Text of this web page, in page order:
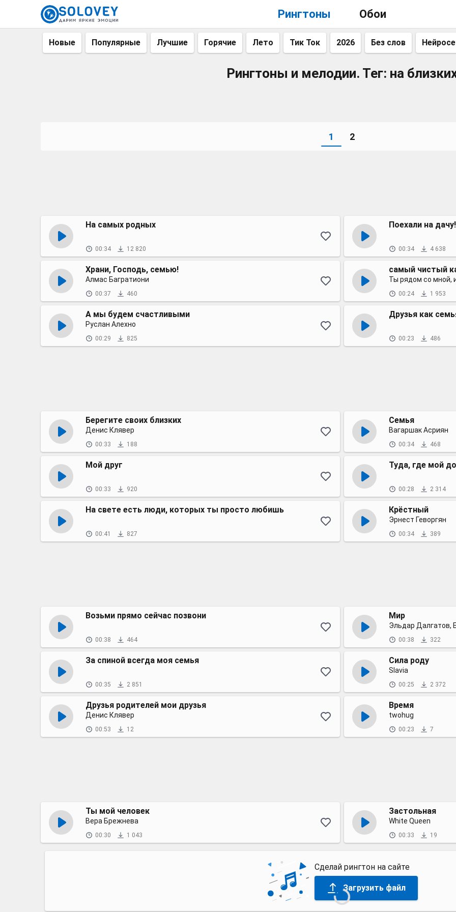
Рингтоны Обои
Новые Популярные Лучшие Горячие Лето Тик Ток 2026 Без слов
Рингтоны и мелодии. Тег: на
1 2
На самых родных
00:34 12 820
Поехали на дачу!
00:34 4 638
Храни, Господь, семью!
Алмас Багратиони
00:37 460
самый чистый
Ты рядом со мной,
00:24 1 953
А мы будем счастливыми
Руслан Алехно
00:29 825
Друзья как
00:23 486
Берегите своих близких
Денис Клявер
00:33 188
Семья
Вагаршак Асриян
00:34 468
Мой друг
00:33 920
Туда, где мой
00:28 2 314
На свете есть люди, которых ты просто любишь
00:41 827
Крёстный
Эрнест Геворгян
00:34 389
Возьми прямо сейчас позвони
00:38 464
Мир
Эльдар Далгатов,
00:38 322
За спиной всегда моя семья
00:35 2 851
Сила роду
Slavia
00:25 2 372
Друзья родителей мои друзья
Денис Клявер
00:53 12
Время
twohug
00:23 7
Ты мой человек
Вера Брежнева
00:30 1 043
Застольная
White Queen
00:33 19
Сделай рингтон на сайте
Загрузить файл